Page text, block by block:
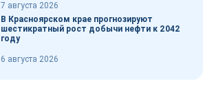
7 августа 2026
В Красноярском крае прогнозируют
шестикратный рост добычи нефти к 2042
году
6 августа 2026